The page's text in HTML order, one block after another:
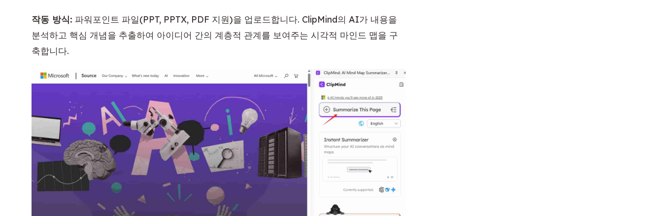
작동 방식: 파워포인트 파일(PPT, PPTX, PDF 지원)을 업로드합니다. ClipMind의 AI가 내용을
분석하고 핵심 개념을 추출하여 아이디어 간의 계층적 관계를 보여주는 시각적 마인드 맵을 구
축합니다.